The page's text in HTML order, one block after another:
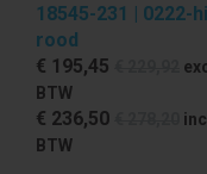
18545-231 | 0222-
rood
€ 195,45
BTW
€ 236,50
BTW